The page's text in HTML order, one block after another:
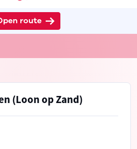
route
(Loon op Zand)